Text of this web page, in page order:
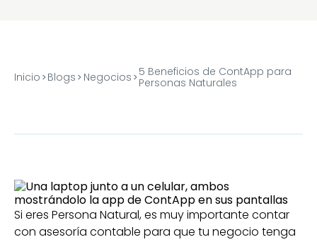
Inicio Blogs Negocios 5 Beneficios de ContApp para
Personas Naturales
Si eres Persona Natural, es muy importante contar
con asesoría contable para que tu negocio tenga